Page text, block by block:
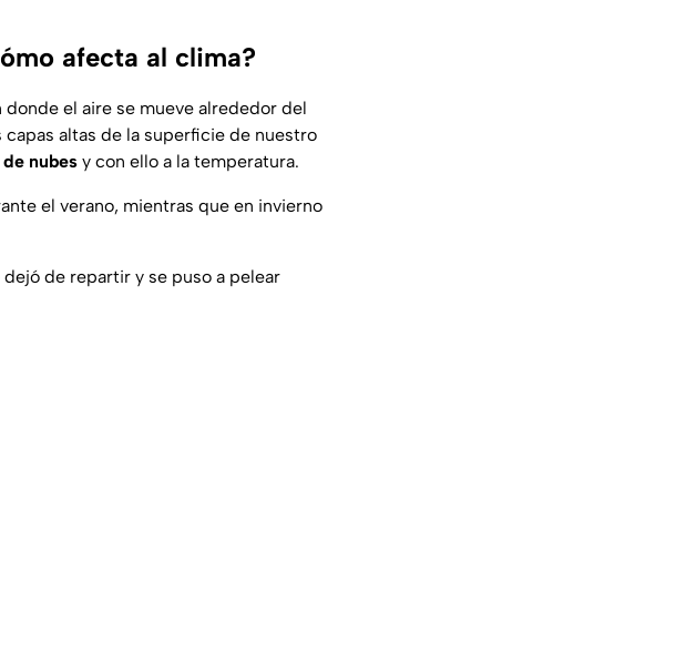
afecta al clima?
el aire se mueve alrededor del
altas de la superficie de nuestro
nubes y con ello a la temperatura.
el verano, mientras que en invierno
de repartir y se puso a pelear